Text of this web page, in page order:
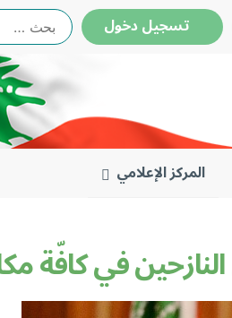
تسجيل دخول البحث
عن:
المركز الإعلامي
في كافّة